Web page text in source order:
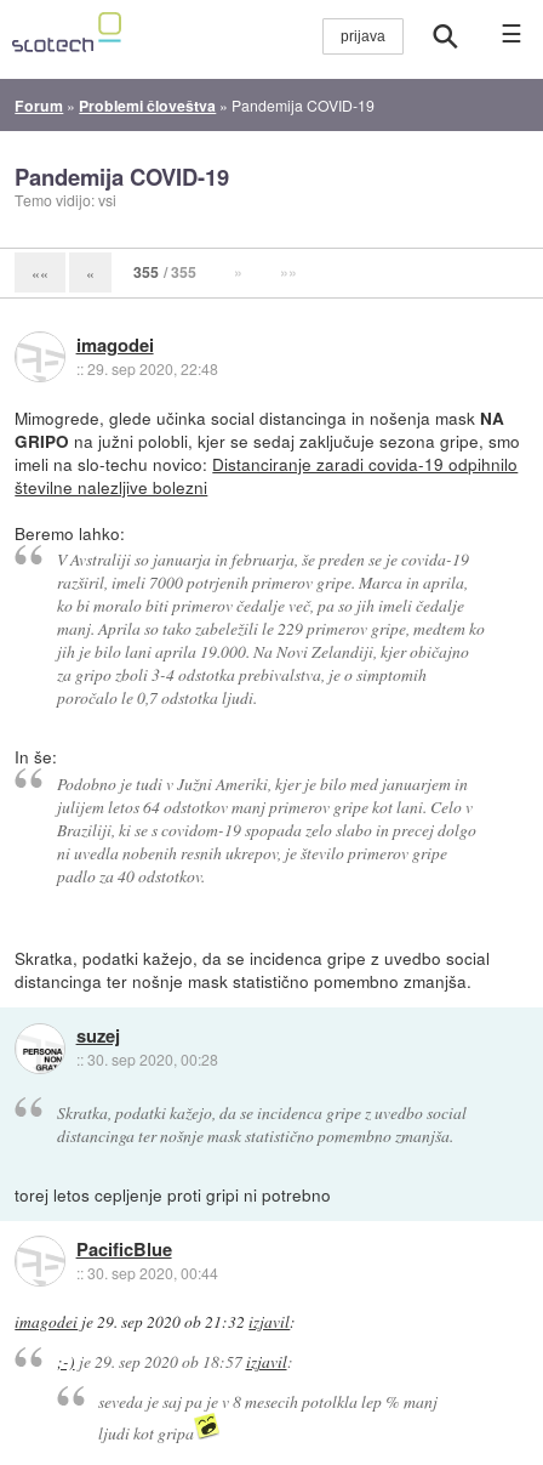
☰
Forum » Problemi človeštva » Pandemija COVID-19
Pandemija COVID-19
Temo vidijo: vsi
«« « 355 / 355 » »»
imagodei
::29. sep 2020, 22:48
Mimogrede, glede učinka social distancinga in nošenja mask NA
GRIPO na južni polobli, kjer se sedaj zaključuje sezona gripe, smo
imeli na slo-techu novico: Distanciranje zaradi covida-19 odpihnilo
številne nalezljive bolezni
Beremo lahko:
V Avstraliji so januarja in februarja, še preden se je covida-19
razširil, imeli 7000 potrjenih primerov gripe. Marca in aprila,
ko bi moralo biti primerov čedalje več, pa so jih imeli čedalje
manj. Aprila so tako zabeležili le 229 primerov gripe, medtem ko
jih je bilo lani aprila 19.000. Na Novi Zelandiji, kjer običajno
za gripo zboli 3-4 odstotka prebivalstva, je o simptomih
poročalo le 0,7 odstotka ljudi.
In še:
Podobno je tudi v Južni Ameriki, kjer je bilo med januarjem in
julijem letos 64 odstotkov manj primerov gripe kot lani. Celo v
Braziliji, ki se s covidom-19 spopada zelo slabo in precej dolgo
ni uvedla nobenih resnih ukrepov, je število primerov gripe
padlo za 40 odstotkov.
Skratka, podatki kažejo, da se incidenca gripe z uvedbo social
distancinga ter nošnje mask statistično pomembno zmanjša.
suzej
::30. sep 2020, 00:28
Skratka, podatki kažejo, da se incidenca gripe z uvedbo social
distancinga ter nošnje mask statistično pomembno zmanjša.
torej letos cepljenje proti gripi ni potrebno
PacificBlue
::30. sep 2020, 00:44
imagodei je29. sep 2020 ob 21:32 izjavil:
;-) je29. sep 2020 ob 18:57izjavil:
seveda je saj pa je v 8 mesecih potolkla lep % manj
ljudi kot gripa